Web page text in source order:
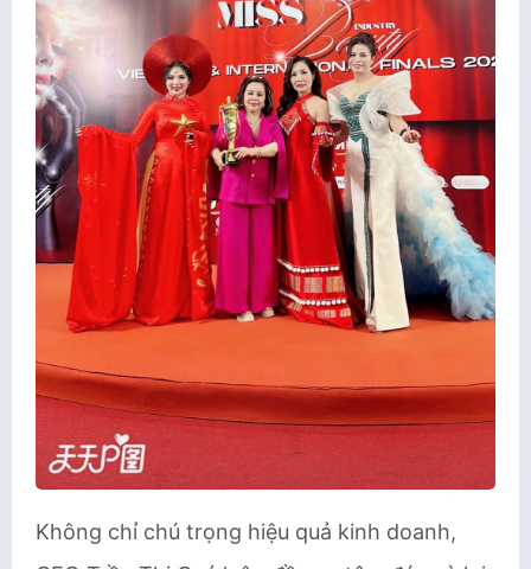
Không chỉ chú trọng hiệu quả kinh doanh,